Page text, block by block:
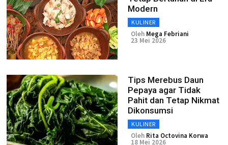
Modern
KULINER
Oleh Mega Febriani
23 Mei 2026
Tips Merebus Daun
Pepaya agar Tidak
Pahit dan Tetap Nikmat
Dikonsumsi
KULINER
Oleh Rita Octovina Korwa
18 Mei 2026